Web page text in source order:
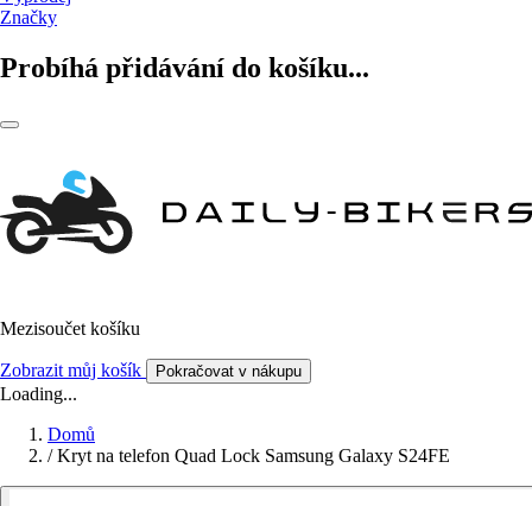
Značky
Probíhá přidávání do košíku...
Mezisoučet košíku
Zobrazit můj košík Pokračovat v nákupu
Loading...
Domů
/ Kryt na telefon Quad Lock Samsung Galaxy S24FE